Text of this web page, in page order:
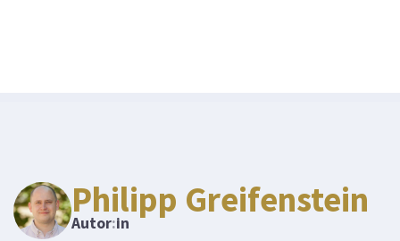
Philipp Greifenstein
Autor:in